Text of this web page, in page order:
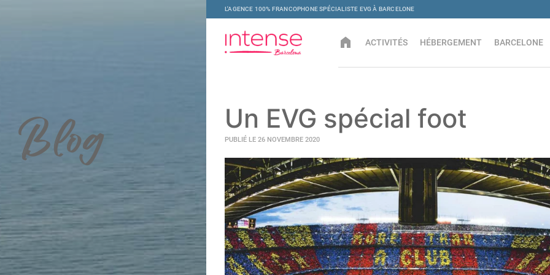
L'AGENCE 100% FRANCOPHONE SPÉCIALISTE EVG À BARCELONE
home ACTIVITÉS HÉBERGEMENT BARCELONE
Blog Un EVG spécial foot
PUBLIÉ LE 26 NOVEMBRE 2020